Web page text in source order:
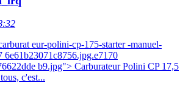
eur-polini-cp-175-starter -manuel-
6e61b23071c8756.jpg.e7170
b9.jpg"> Carburateur Polini CP 17,5
c'est...